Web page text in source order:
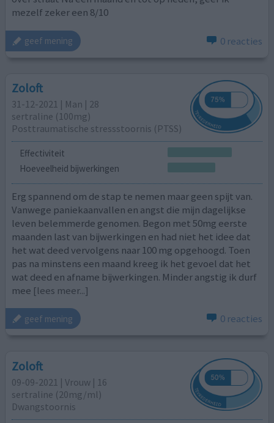
mezelf zeker een 8/10
geef mening 0 reacties
Zoloft
31-12-2021 | Man | 28
sertraline (100mg)
Posttraumatische stressstoornis (PTSS)
Effectiviteit
Hoeveelheid bijwerkingen
Erg spannend om de stap te nemen maar geen spijt van.
Vanwege paniekaanvallen en angst die mijn dagelijkse
leven belemmerde genomen. Begon met 50mg eerste
maanden last van bijwerkingen en had niet het idee dat
het wat deed vervolgens naar 100 mg opgehoogd. Toen
pas na minstens een maand kreeg ik het gevoel dat het
wat deed en afname bijwerkingen. Minder angstig ik durf
mee [lees meer...]
geef mening 0 reacties
Zoloft
09-09-2021 | Vrouw | 16
sertraline (20mg/ml)
Dwangstoornis